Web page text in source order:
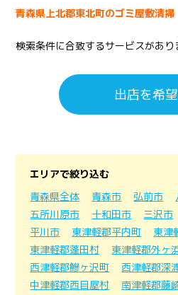
青森県上北郡東北町のゴミ屋敷清掃
検索条件に合致するサービスがあり
出店を希
エリアで絞り込む
青森県全体
青森市 弘前市
五所川原市
十和田市 三沢市
平川市
東津軽郡平内町
東津
東津軽郡蓬田村
東津軽郡外ヶ
西津軽郡鰺ヶ沢町
西津軽郡深
中津軽郡西目屋村
南津軽郡藤